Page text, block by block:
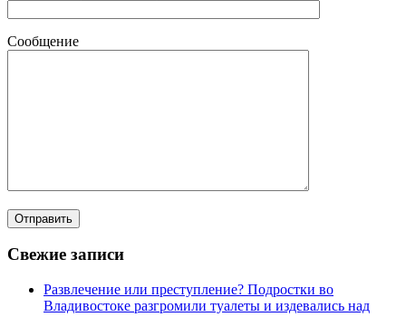
Сообщение
Свежие записи
Развлечение или преступление? Подростки во
Владивостоке разгромили туалеты и издевались над